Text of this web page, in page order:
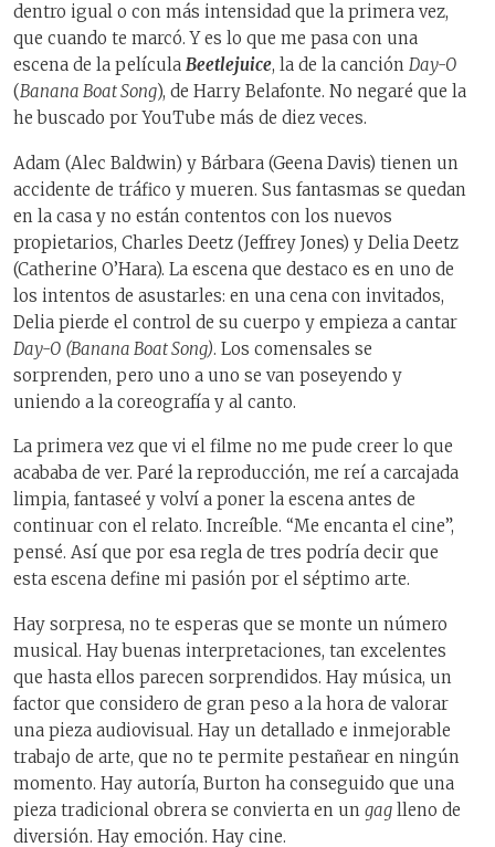
dentro igual o con más intensidad que la primera vez,
que cuando te marcó. Y es lo que me pasa con una
escena de la película Beetlejuice, la de la canción Day-O
(Banana Boat Song), de Harry Belafonte. No negaré que la
he buscado por YouTube más de diez veces.
Adam (Alec Baldwin) y Bárbara (Geena Davis) tienen un
accidente de tráfico y mueren. Sus fantasmas se quedan
en la casa y no están contentos con los nuevos
propietarios, Charles Deetz (Jeffrey Jones) y Delia Deetz
(Catherine O’Hara). La escena que destaco es en uno de
los intentos de asustarles: en una cena con invitados,
Delia pierde el control de su cuerpo y empieza a cantar
Day-O (Banana Boat Song). Los comensales se
sorprenden, pero uno a uno se van poseyendo y
uniendo a la coreografía y al canto.
La primera vez que vi el filme no me pude creer lo que
acababa de ver. Paré la reproducción, me reí a carcajada
limpia, fantaseé y volví a poner la escena antes de
continuar con el relato. Increíble. “Me encanta el cine”,
pensé. Así que por esa regla de tres podría decir que
esta escena define mi pasión por el séptimo arte.
Hay sorpresa, no te esperas que se monte un número
musical. Hay buenas interpretaciones, tan excelentes
que hasta ellos parecen sorprendidos. Hay música, un
factor que considero de gran peso a la hora de valorar
una pieza audiovisual. Hay un detallado e inmejorable
trabajo de arte, que no te permite pestañear en ningún
momento. Hay autoría, Burton ha conseguido que una
pieza tradicional obrera se convierta en un gag lleno de
diversión. Hay emoción. Hay cine.